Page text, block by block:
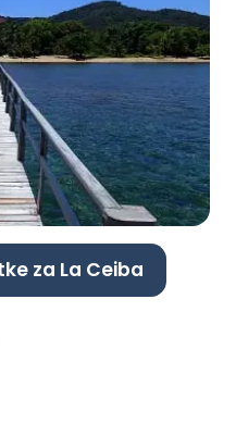
za La Ceiba